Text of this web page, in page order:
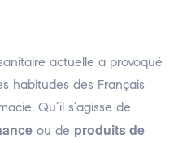
actuelle a provoqué
habitudes des Français
Qu’il s’agisse de
ou de produits de